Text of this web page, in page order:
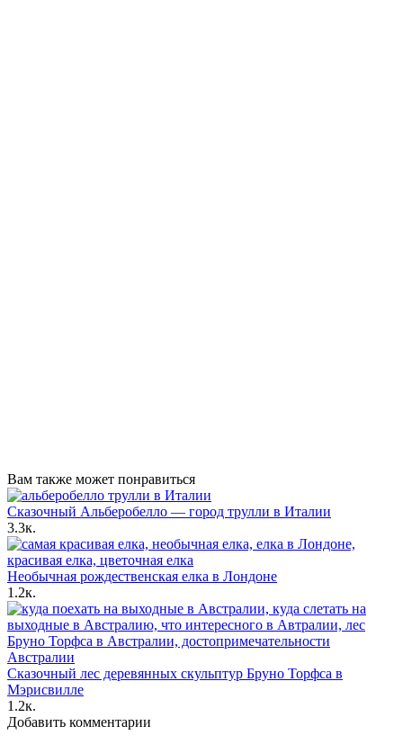
Вам также может понравиться
Сказочный Альберобелло — город трулли в Италии
3.3к.
Необычная рождественская елка в Лондоне
1.2к.
Сказочный лес деревянных скульптур Бруно Торфса в
Мэрисвилле
1.2к.
Добавить комментарии